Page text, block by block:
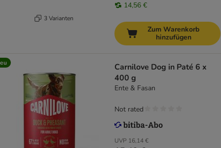
3 Varianten
14,56 €
Zum Warenkorb
hinzufügen
Carnilove Dog in Paté 6 x
400 g
Ente & Fasan
UVP 16,14 €
Not rated